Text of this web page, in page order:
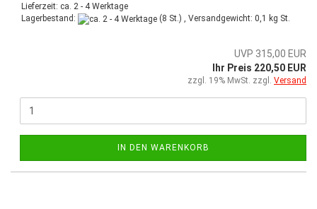
Lieferzeit: ca. 2 - 4 Werktage
Lagerbestand:
(8 St.) , Versandgewicht: 0,1 kg St.
UVP 315,00 EUR
Ihr Preis 220,50 EUR
zzgl. 19% MwSt. zzgl. Versand
IN DEN WARENKORB